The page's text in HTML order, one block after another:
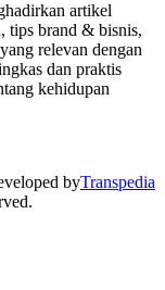
artikel
tips brand & bisnis,
relevan dengan
dan praktis
kehidupan
byTranspedia